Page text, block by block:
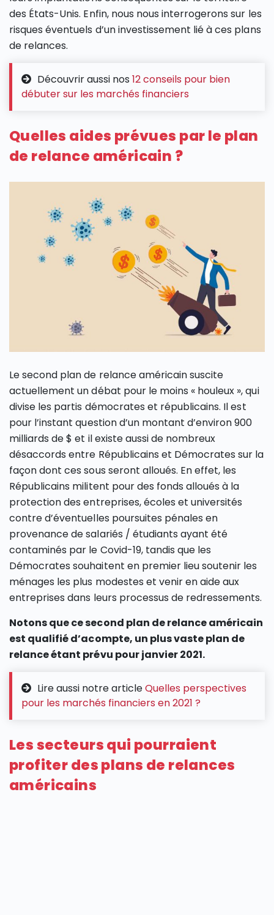
des États-Unis. Enfin, nous nous interrogerons sur les
risques éventuels d’un investissement lié à ces plans
de relances.
Découvrir aussi nos 12 conseils pour bien
débuter sur les marchés financiers
Quelles aides prévues par le plan
de relance américain ?
Le second plan de relance américain suscite
actuellement un débat pour le moins « houleux », qui
divise les partis démocrates et républicains. Il est
pour l’instant question d’un montant d’environ 900
milliards de $ et il existe aussi de nombreux
désaccords entre Républicains et Démocrates sur la
façon dont ces sous seront alloués. En effet, les
Républicains militent pour des fonds alloués à la
protection des entreprises, écoles et universités
contre d’éventuelles poursuites pénales en
provenance de salariés / étudiants ayant été
contaminés par le Covid-19, tandis que les
Démocrates souhaitent en premier lieu soutenir les
ménages les plus modestes et venir en aide aux
entreprises dans leurs processus de redressements.
Notons que ce second plan de relance américain
est qualifié d’acompte, un plus vaste plan de
relance étant prévu pour janvier 2021.
Lire aussi notre articleQuelles perspectives
pour les marchés financiers en 2021 ?
Les secteurs qui pourraient
profiter des plans de relances
américains